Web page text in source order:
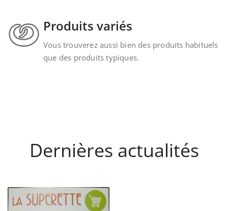
Produits variés
Vous trouverez aussi bien des produits habituels
que des produits typiques.
Dernières actualités